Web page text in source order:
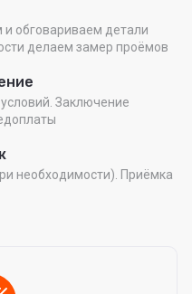
обговариваем детали
делаем замер проёмов
Заключение
необходимости). Приёмка